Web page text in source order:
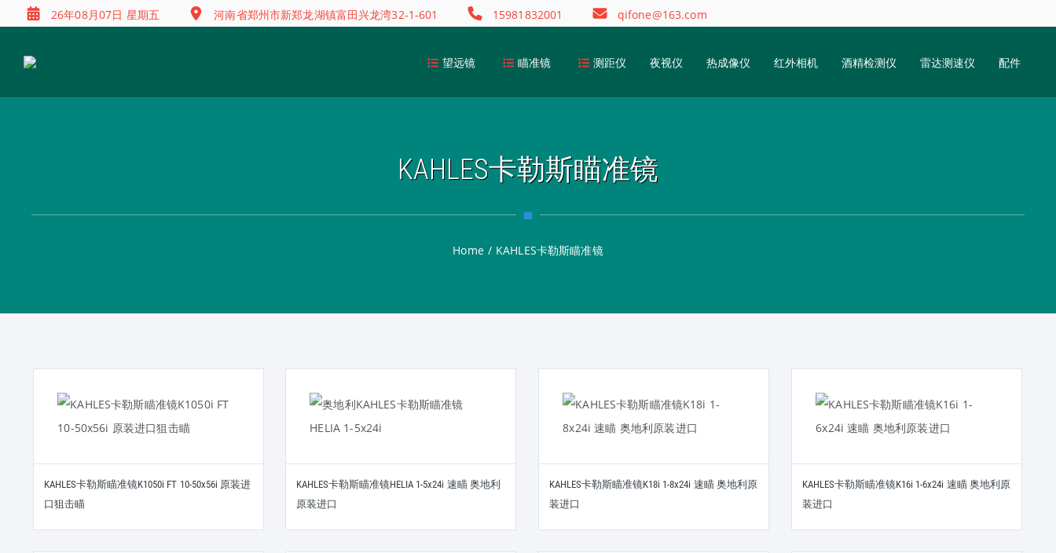
26年08月07日 星期五 河南省郑州市新郑龙湖镇富田兴龙湾32-1-601 15981832001 qifone@163.com
望远镜 瞄准镜 测距仪 夜视仪 热成像仪 红外相机 酒精检测仪 雷达测速仪 配件
KAHLES卡勒斯瞄准镜
Home / KAHLES卡勒斯瞄准镜
KAHLES卡勒斯瞄准镜K1050i FT 10-50x56i 原装进
口狙击瞄
KAHLES卡勒斯瞄准镜HELIA 1-5x24i 速瞄 奥地利
原装进口
KAHLES卡勒斯瞄准镜K18i 1-8x24i 速瞄 奥地利原
装进口
KAHLES卡勒斯瞄准镜K16i 1-6x24i 速瞄 奥地利原
装进口